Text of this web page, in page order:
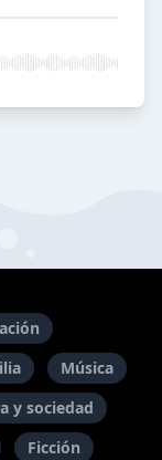
Música
y sociedad
Ficción